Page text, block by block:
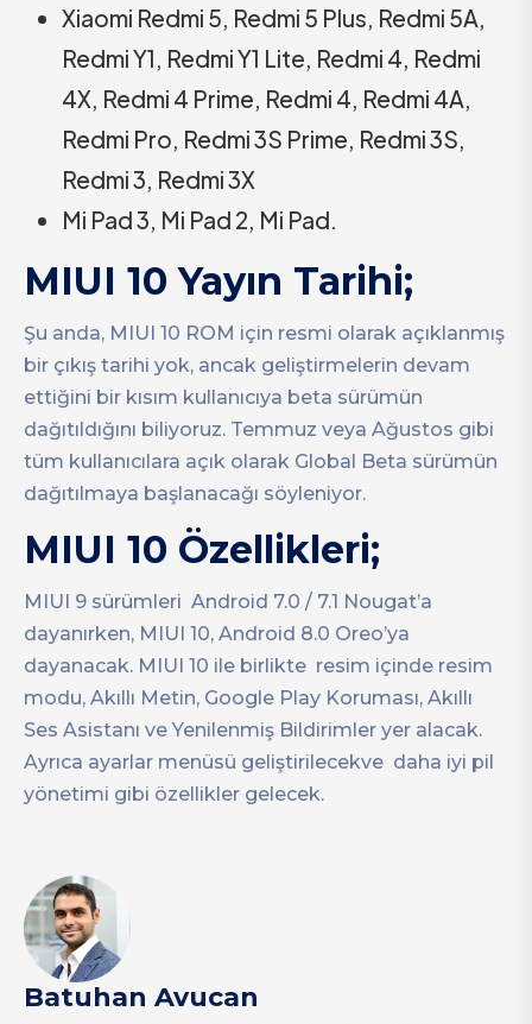
Xiaomi Redmi 5, Redmi 5 Plus, Redmi 5A,
Redmi Y1, Redmi Y1 Lite, Redmi 4, Redmi
4X, Redmi 4 Prime, Redmi 4, Redmi 4A,
Redmi Pro, Redmi 3S Prime, Redmi 3S,
Redmi 3, Redmi 3X
Mi Pad 3, Mi Pad 2, Mi Pad.
MIUI 10 Yayın Tarihi;
Şu anda, MIUI 10 ROM için resmi olarak açıklanmış
bir çıkış tarihi yok, ancak geliştirmelerin devam
ettiğini bir kısım kullanıcıya beta sürümün
dağıtıldığını biliyoruz. Temmuz veya Ağustos gibi
tüm kullanıcılara açık olarak Global Beta sürümün
dağıtılmaya başlanacağı söyleniyor.
MIUI 10 Özellikleri;
MIUI 9 sürümleri Android 7.0 / 7.1 Nougat’a
dayanırken, MIUI 10, Android 8.0 Oreo’ya
dayanacak. MIUI 10 ile birlikte resim içinde resim
modu, Akıllı Metin, Google Play Koruması, Akıllı
Ses Asistanı ve Yenilenmiş Bildirimler yer alacak.
Ayrıca ayarlar menüsü geliştirilecekve daha iyi pil
yönetimi gibi özellikler gelecek.
Batuhan Avucan